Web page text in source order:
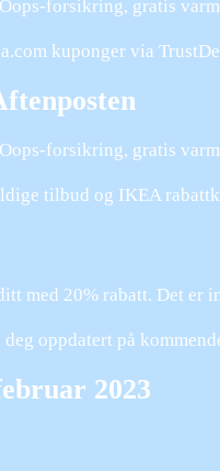
forsikring, gratis
kuponger via
forsikring, gratis
tilbud og IKEA
med 20% rabatt. Det
oppdatert på
2023